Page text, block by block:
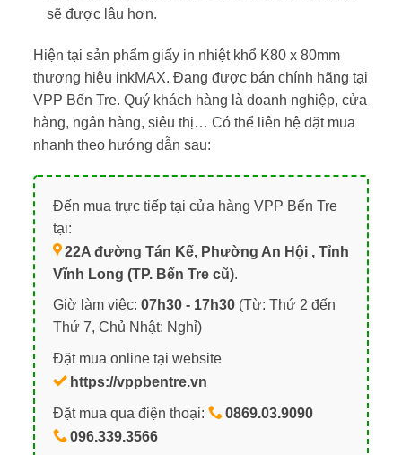
sẽ được lâu hơn.
Hiện tại sản phẩm giấy in nhiệt khổ K80 x 80mm
thương hiệu inkMAX. Đang được bán chính hãng tại
VPP Bến Tre. Quý khách hàng là doanh nghiệp, cửa
hàng, ngân hàng, siêu thị… Có thể liên hệ đặt mua
nhanh theo hướng dẫn sau:
Đến mua trực tiếp tại cửa hàng VPP Bến Tre
tại:
22A đường Tán Kế, Phường An Hội , Tỉnh
Vĩnh Long (TP. Bến Tre cũ).
Giờ làm việc: 07h30 - 17h30(Từ: Thứ 2 đến
Thứ 7, Chủ Nhật: Nghỉ)
Đặt mua online tại website
https://vppbentre.vn
Đặt mua qua điện thoại:
0869.03.9090
096.339.3566